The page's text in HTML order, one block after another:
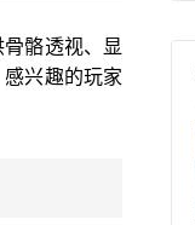
骼透视、显
兴趣的玩家